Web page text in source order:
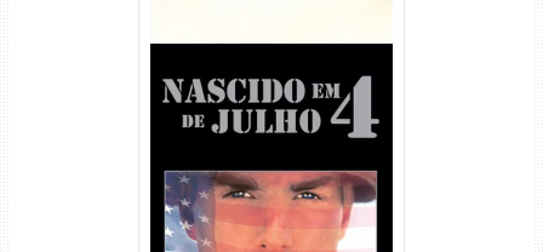
Nascido em 4 de Julho
Torrent (1989) WEB-DL 1080p
Dual Áudio